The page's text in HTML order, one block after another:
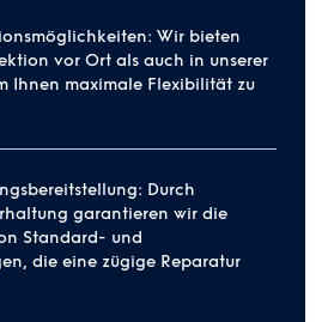
Wir bieten
vor Ort als auch in unserer
Ihnen maximale Flexibilität zu
Durch
garantieren wir die
Standard- und
die eine zügige Reparatur